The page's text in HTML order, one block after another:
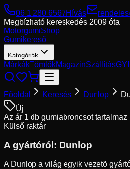
06 1 280 6567Hívás
Megbízható kereskedés 2009 óta
MotorgumiShop
Gumikereső
Kategóriák
MárkákTömlőkMagazinSzállítás
Főoldal Keresés Dunlop
Új
Az ár 1 db gumiabroncsot tartalmaz
Külső raktár
A gyártóról: Dunlop
A Dunlop a világ egyik vezetõ